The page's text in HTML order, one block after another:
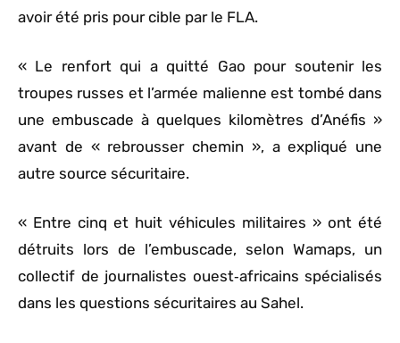
avoir été pris pour cible par le FLA.
« Le renfort qui a quitté Gao pour soutenir les
troupes russes et l’armée malienne est tombé dans
une embuscade à quelques kilomètres d’Anéfis »
avant de « rebrousser chemin », a expliqué une
autre source sécuritaire.
« Entre cinq et huit véhicules militaires » ont été
détruits lors de l’embuscade, selon Wamaps, un
collectif de journalistes ouest‑africains spécialisés
dans les questions sécuritaires au Sahel.